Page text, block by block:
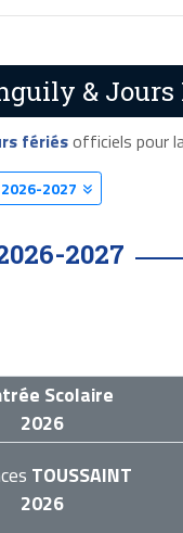
& Jours
fériésofficiels pour la
2026-2027
2027
Scolaire
2026
TOUSSAINT
2026